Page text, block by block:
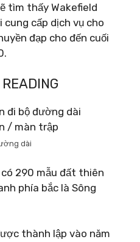
tìm thấy Wakefield
cấp dịch vụ cho
đạp cho đến cuối
/ màn trập
dài
290 mẫu đất thiên
phía bắc là Sông
thành lập vào năm